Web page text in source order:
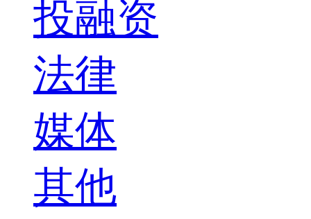
投融资
法律
媒体
其他